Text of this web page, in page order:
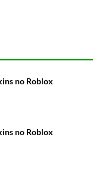
no Roblox
no Roblox